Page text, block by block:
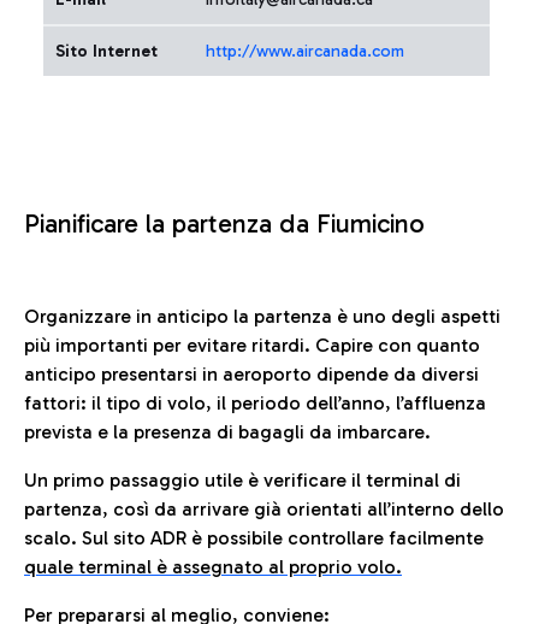
Sito Internet http://www.aircanada.com
Pianificare la partenza da Fiumicino
Organizzare in anticipo la partenza è uno degli aspetti
più importanti per evitare ritardi. Capire con quanto
anticipo presentarsi in aeroporto dipende da diversi
fattori: il tipo di volo, il periodo dell’anno, l’affluenza
prevista e la presenza di bagagli da imbarcare.
Un primo passaggio utile è verificare il terminal di
partenza, così da arrivare già orientati all’interno dello
scalo. Sul sito ADR è possibile controllare facilmente
quale terminal è assegnato al proprio volo.
Per prepararsi al meglio, conviene: